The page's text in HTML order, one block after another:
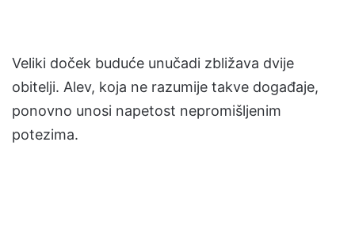
Veliki doček buduće unučadi zbližava dvije
obitelji. Alev, koja ne razumije takve događaje,
ponovno unosi napetost nepromišljenim
potezima.